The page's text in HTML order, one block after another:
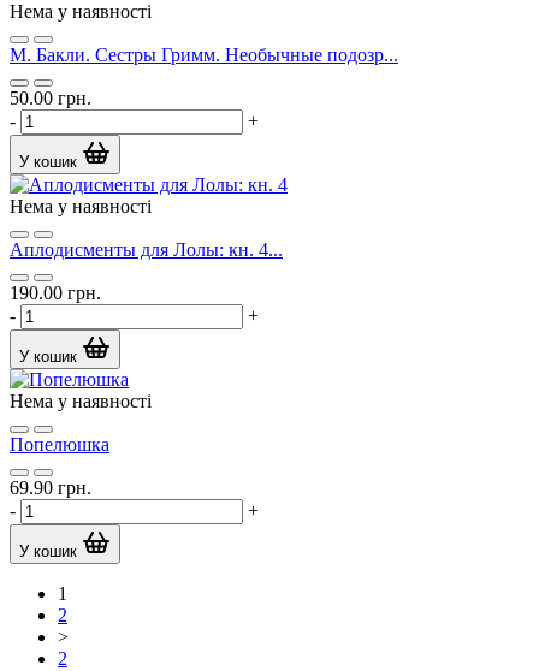
Нема у наявності
М. Бакли. Сестры Гримм. Необычные подозр...
50.00 грн.
-
+
У кошик
Нема у наявності
Аплодисменты для Лолы: кн. 4...
190.00 грн.
-
+
У кошик
Нема у наявності
Попелюшка
69.90 грн.
-
+
У кошик
1
2
>
2